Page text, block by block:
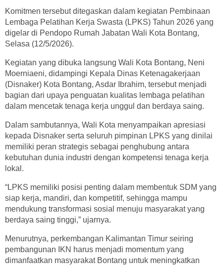
Komitmen tersebut ditegaskan dalam kegiatan Pembinaan
Lembaga Pelatihan Kerja Swasta (LPKS) Tahun 2026 yang
digelar di Pendopo Rumah Jabatan Wali Kota Bontang,
Selasa (12/5/2026).
Kegiatan yang dibuka langsung Wali Kota Bontang, Neni
Moerniaeni, didampingi Kepala Dinas Ketenagakerjaan
(Disnaker) Kota Bontang, Asdar Ibrahim, tersebut menjadi
bagian dari upaya penguatan kualitas lembaga pelatihan
dalam mencetak tenaga kerja unggul dan berdaya saing.
Dalam sambutannya, Wali Kota menyampaikan apresiasi
kepada Disnaker serta seluruh pimpinan LPKS yang dinilai
memiliki peran strategis sebagai penghubung antara
kebutuhan dunia industri dengan kompetensi tenaga kerja
lokal.
“LPKS memiliki posisi penting dalam membentuk SDM yang
siap kerja, mandiri, dan kompetitif, sehingga mampu
mendukung transformasi sosial menuju masyarakat yang
berdaya saing tinggi,” ujarnya.
Menurutnya, perkembangan Kalimantan Timur seiring
pembangunan IKN harus menjadi momentum yang
dimanfaatkan masyarakat Bontang untuk meningkatkan